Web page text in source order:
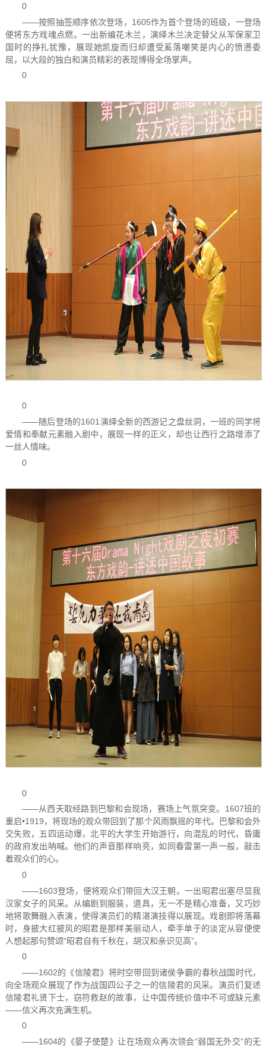
0
——按照抽签顺序依次登场，1605作为首个登场的班级，一登场
便将东方戏魂点燃。一出新编花木兰，演绎木兰决定替父从军保家卫
国时的挣扎犹豫，展现她凯旋而归却遭受奚落嘲笑是内心的愤懑委
屈，以大段的独白和演员精彩的表现博得全场掌声。
0
0
——随后登场的1601演绎全新的西游记之盘丝洞，一班的同学将
爱情和奉献元素融入剧中，展现一样的正义，却也让西行之路增添了
一丝人情味。
0
0
——从西天取经路到巴黎和会现场，赛场上气氛突变。1607班的
重启•1919，将现场的观众带回到了那个风雨飘摇的年代。巴黎和会外
交失败，五四运动爆，北平的大学生开始游行，向混乱的时代，昏庸
的政府发出呐喊。他们的声音那样响亮，如同春雷第一声一般，敲击
着观众们的心。
0
——1603登场，便将观众们带回大汉王朝。一出昭君出塞尽显我
汉家女子的风采。从编剧到服装，道具，无一不是精心准备，又巧妙
地将歌舞融入表演，使得演员们的精湛演技得以展现。戏剧即将落幕
时，身披大红披风的昭君是那样美丽动人，牵手单于的淡定从容便使
人想起那句赞颂“昭君自有千秋在，胡汉和亲识见高”。
0
——1602的《信陵君》将时空带回到诸侯争霸的春秋战国时代，
向全场观众展现了作为战国四公子之一的信陵君的风采。演员们复述
信陵君礼贤下士，窃符救赵的故事，让中国传统价值中不可或缺元素
——信义再次充满生机。
0
——1604的《晏子使楚》让在场观众再次领会“弱国无外交”的无